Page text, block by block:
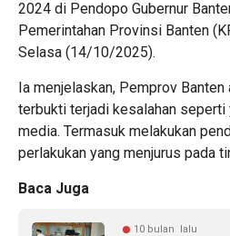
2024 di Pendopo Gubernur
Pemerintahan Provinsi Banten
Selasa (14/10/2025).
Ia menjelaskan, Pemprov
terbukti terjadi kesalahan seperti
media. Termasuk melakukan
perlakukan yang menjurus pada
Baca Juga
10 bulan lalu